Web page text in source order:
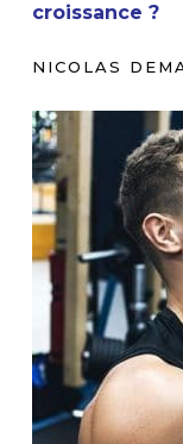
croissance ?
NICOLAS